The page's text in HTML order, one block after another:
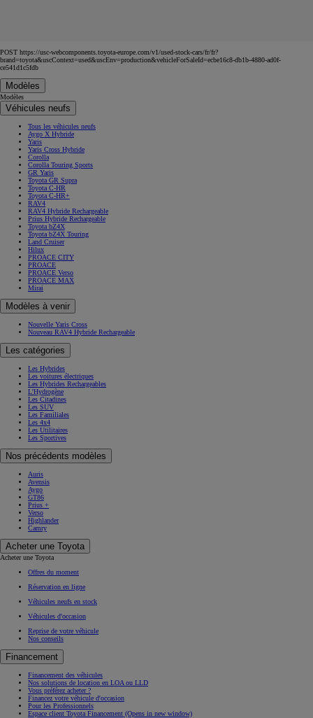
POST https://usc-webcomponents.toyota-europe.com/v1/used-stock-cars/fr/fr?
brand=toyota&uscContext=used&uscEnv=production&vehicleForSaleId=ecbe16c8-db1b-4880-ad0f-
ce541d1c5fdb
Modèles
Modèles
Véhicules neufs
Tous les véhicules neufs
Aygo X Hybride
Yaris
Yaris Cross Hybride
Corolla
Corolla Touring Sports
GR Yaris
Toyota GR Supra
Toyota C-HR
Toyota C-HR+
RAV4
RAV4 Hybride Rechargeable
Prius Hybride Rechargeable
Toyota bZ4X
Toyota bZ4X Touring
Land Cruiser
Hilux
PROACE CITY
PROACE
PROACE Verso
PROACE MAX
Mirai
Modèles à venir
Nouvelle Yaris Cross
Nouveau RAV4 Hybride Rechargeable
Les catégories
Les Hybrides
Les voitures électriques
Les Hybrides Rechargeables
L'Hydrogène
Les Citadines
Les SUV
Les Familiales
Les 4x4
Les Utilitaires
Les Sportives
Nos précédents modèles
Auris
Avensis
Aygo
GT86
Prius +
Verso
Highlander
Camry
Acheter une Toyota
Acheter une Toyota
Offres du moment
Réservation en ligne
Véhicules neufs en stock
Véhicules d'occasion
Reprise de votre véhicule
Nos conseils
Financement
Financement des véhicules
Nos solutions de location en LOA ou LLD
Vous préférez acheter ?
Financez votre véhicule d'occasion
Pour les Professionnels
Espace client Toyota Financement (Opens in new window)